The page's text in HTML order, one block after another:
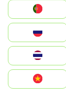
Nederland
Portugal
România
Slovensko
United States
Vietnam